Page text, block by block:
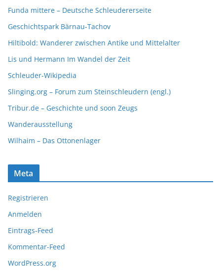
Funda mittere – Deutsche Schleudererseite
Geschichtspark Bärnau-Tachov
Hiltibold: Wanderer zwischen Antike und Mittelalter
Lis und Hermann Im Wandel der Zeit
Schleuder-Wikipedia
Slinging.org – Forum zum Steinschleudern (engl.)
Tribur.de – Geschichte und soon Zeugs
Wanderausstellung
Wilhaim – Das Ottonenlager
Meta
Registrieren
Anmelden
Eintrags-Feed
Kommentar-Feed
WordPress.org